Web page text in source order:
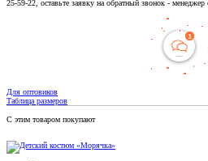
25-59-22, оставьте заявку на обратный звонок -
Для оптовиков
Таблица размеров
С этим товаром покупают